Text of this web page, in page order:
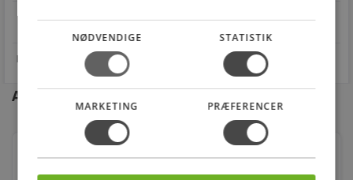
star4.1 på Trustpilot 11,691 anmeldelser open_in_new
Andre kunder købte også
NØDVENDIGE STATISTIK
MARKETING PRÆFERENCER